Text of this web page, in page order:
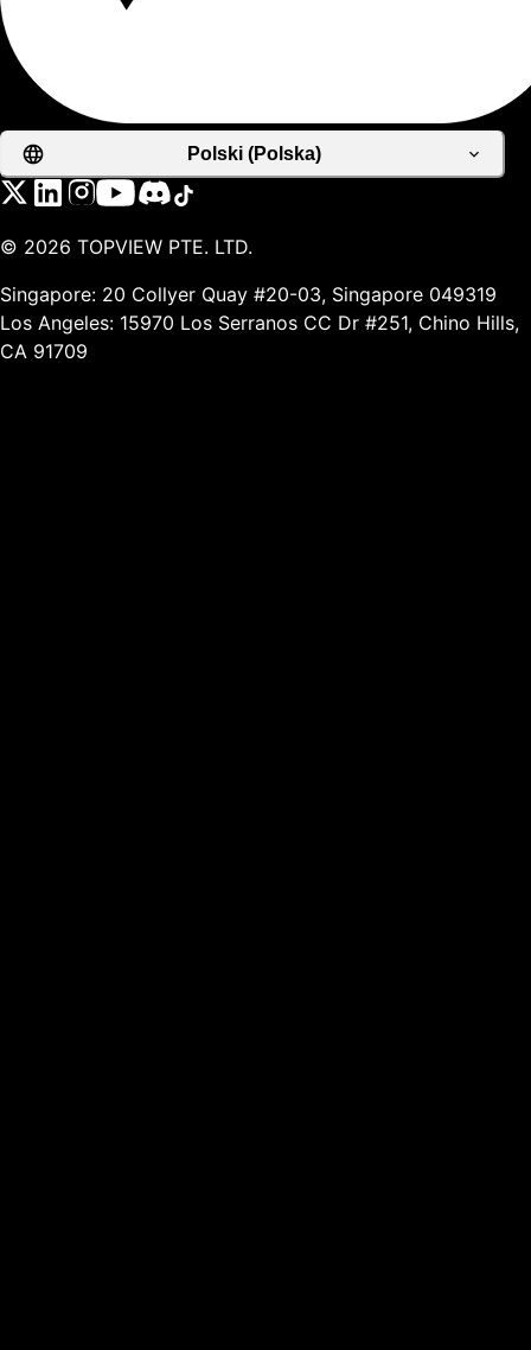
Polski (Polska)
© 2026 TOPVIEW PTE. LTD.
Singapore: 20 Collyer Quay #20-03, Singapore 049319
Los Angeles: 15970 Los Serranos CC Dr #251, Chino Hills,
CA 91709